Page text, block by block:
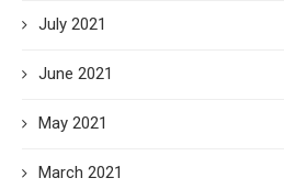
July 2021
June 2021
May 2021
March 2021